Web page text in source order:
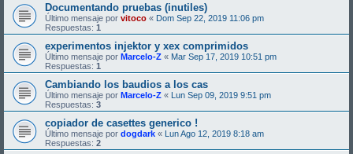
Documentando pruebas (inutiles)
Último mensaje por vitoco « Dom Sep 22, 2019 11:06 pm
Respuestas: 1
experimentos injektor y xex comprimidos
Último mensaje por Marcelo-Z « Mar Sep 17, 2019 10:51 pm
Respuestas: 1
Cambiando los baudios a los cas
Último mensaje por Marcelo-Z « Lun Sep 09, 2019 9:51 pm
Respuestas: 3
copiador de casettes generico !
Último mensaje por dogdark « Lun Ago 12, 2019 8:18 am
Respuestas: 2